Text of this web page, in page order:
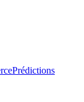
Prédictions